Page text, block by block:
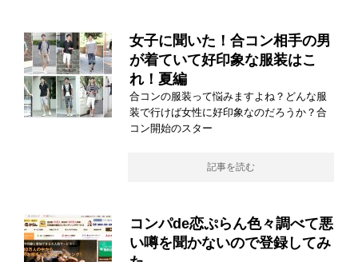
女子に聞いた！合コン相手の男
が着ていて好印象な服装はこ
れ！夏編
合コンの服装って悩みますよね？どんな服
装で行けば女性に好印象なのだろうか？合
コン開始のスター
記事を読む
コンパde恋ぷらん色々調べて悪
い噂を聞かないので登録してみ